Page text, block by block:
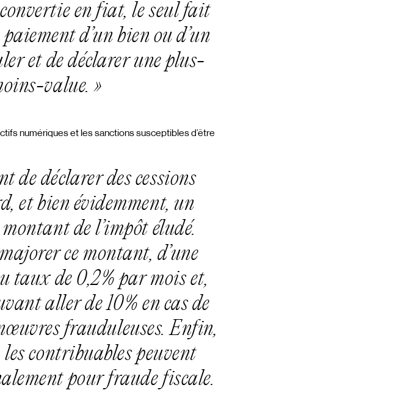
en fiat, le seul fait
d’un bien ou d’un
et de déclarer une plus-
value. »
numériques et les sanctions susceptibles d’être
de déclarer des cessions
et bien évidemment, un
de l’impôt éludé.
ce montant, d’une
taux de 0,2% par mois et,
aller de 10% en cas de
frauduleuses. Enfin,
les contribuables peuvent
pour fraude fiscale.